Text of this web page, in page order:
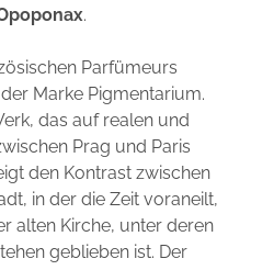
.
Parfümeurs
Marke Pigmentarium.
das auf realen und
Prag und Paris
den Kontrast zwischen
in der die Zeit voraneilt,
alten Kirche, unter deren
geblieben ist. Der